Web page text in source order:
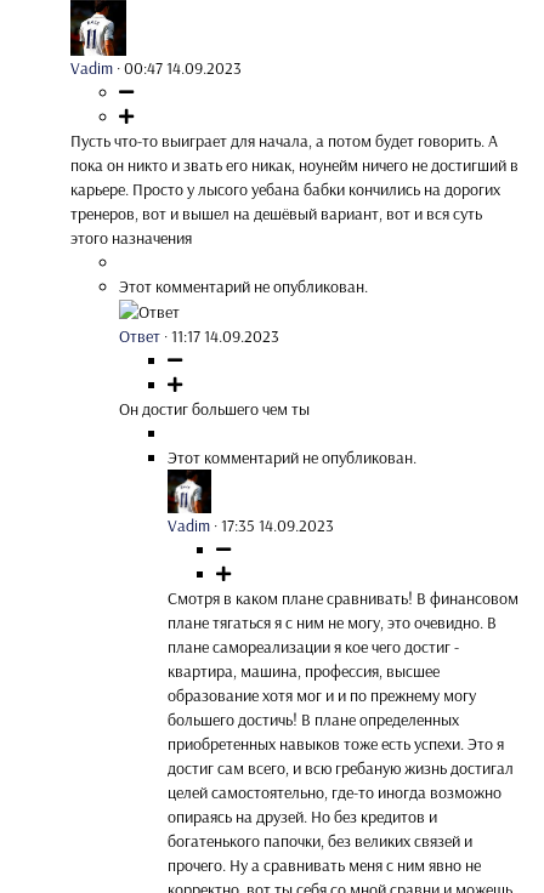
Vadim ·00:47 14.09.2023
Пусть что-то выиграет для начала, а потом будет говорить. А
пока он никто и звать его никак, ноунейм ничего не достигший в
карьере. Просто у лысого уебана бабки кончились на дорогих
тренеров, вот и вышел на дешёвый вариант, вот и вся суть
этого назначения
Этот комментарий не опубликован.
Ответ ·11:17 14.09.2023
Он достиг большего чем ты
Этот комментарий не опубликован.
Vadim ·17:35 14.09.2023
Смотря в каком плане сравнивать! В финансовом
плане тягаться я с ним не могу, это очевидно. В
плане самореализации я кое чего достиг -
квартира, машина, профессия, высшее
образование хотя мог и и по прежнему могу
большего достичь! В плане определенных
приобретенных навыков тоже есть успехи. Это я
достиг сам всего, и всю гребаную жизнь достигал
целей самостоятельно, где-то иногда возможно
опираясь на друзей. Но без кредитов и
богатенького папочки, без великих связей и
прочего. Ну а сравнивать меня с ним явно не